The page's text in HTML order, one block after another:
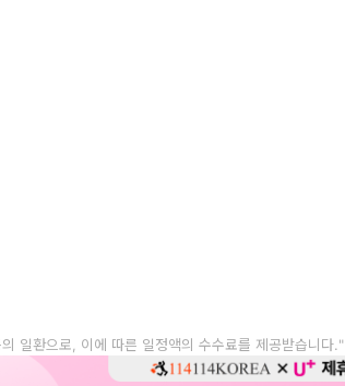
일환으로, 이에 따른 일정액의 수수료를 제공받습니다."